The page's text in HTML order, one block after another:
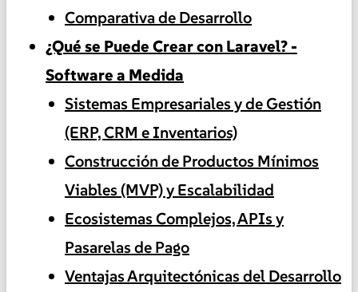
Comparativa de Desarrollo
¿Qué se Puede Crear con Laravel? -
Software a Medida
Sistemas Empresariales y de Gestión
(ERP, CRM e Inventarios)
Construcción de Productos Mínimos
Viables (MVP) y Escalabilidad
Ecosistemas Complejos, APIs y
Pasarelas de Pago
Ventajas Arquitectónicas del Desarrollo